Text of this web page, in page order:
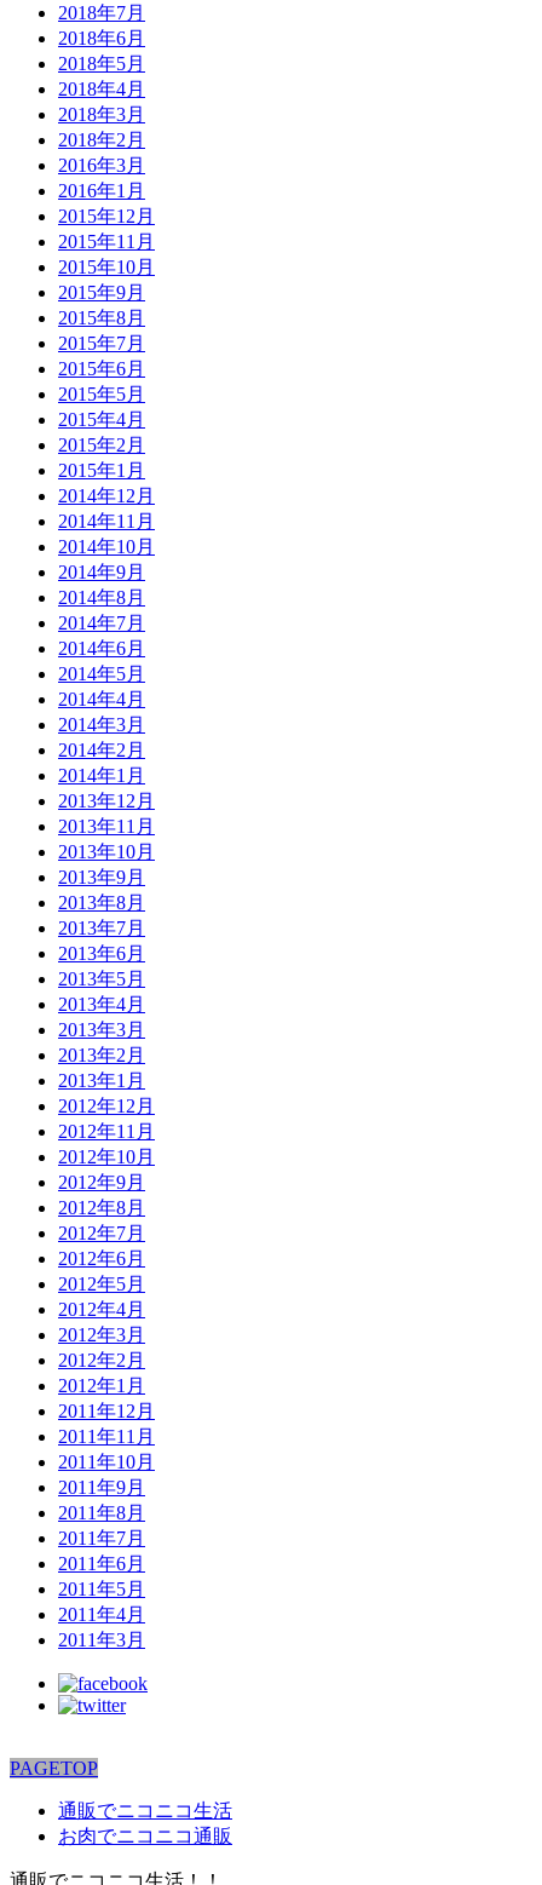
2018年7月
2018年6月
2018年5月
2018年4月
2018年3月
2018年2月
2016年3月
2016年1月
2015年12月
2015年11月
2015年10月
2015年9月
2015年8月
2015年7月
2015年6月
2015年5月
2015年4月
2015年2月
2015年1月
2014年12月
2014年11月
2014年10月
2014年9月
2014年8月
2014年7月
2014年6月
2014年5月
2014年4月
2014年3月
2014年2月
2014年1月
2013年12月
2013年11月
2013年10月
2013年9月
2013年8月
2013年7月
2013年6月
2013年5月
2013年4月
2013年3月
2013年2月
2013年1月
2012年12月
2012年11月
2012年10月
2012年9月
2012年8月
2012年7月
2012年6月
2012年5月
2012年4月
2012年3月
2012年2月
2012年1月
2011年12月
2011年11月
2011年10月
2011年9月
2011年8月
2011年7月
2011年6月
2011年5月
2011年4月
2011年3月
PAGETOP
通販でニコニコ生活
お肉でニコニコ通販
通販でニコニコ生活！！